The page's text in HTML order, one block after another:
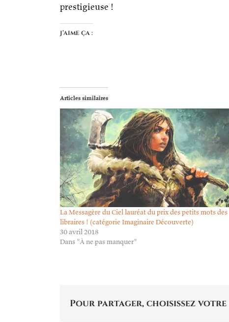
prestigieuse !
J’aime ça :
Articles similaires
La Messagère du Ciel lauréat du prix des petits mots des
libraires ! (catégorie Imaginaire Découverte)
30 avril 2018
Dans "À ne pas manquer"
Pour partager, choisissez votre